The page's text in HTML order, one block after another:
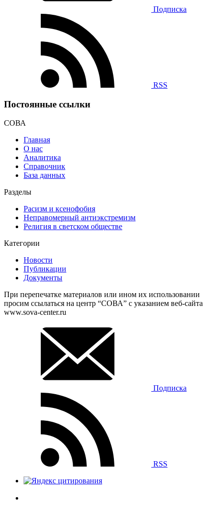
Подписка
RSS
Постоянные ссылки
СОВА
Главная
О нас
Аналитика
Справочник
База данных
Разделы
Расизм и ксенофобия
Неправомерный антиэкстремизм
Религия в светском обществе
Категории
Новости
Публикации
Документы
При перепечатке материалов или ином их использовании
просим ссылаться на центр “СОВА” с указанием веб-сайта
www.sova-center.ru
Подписка
RSS